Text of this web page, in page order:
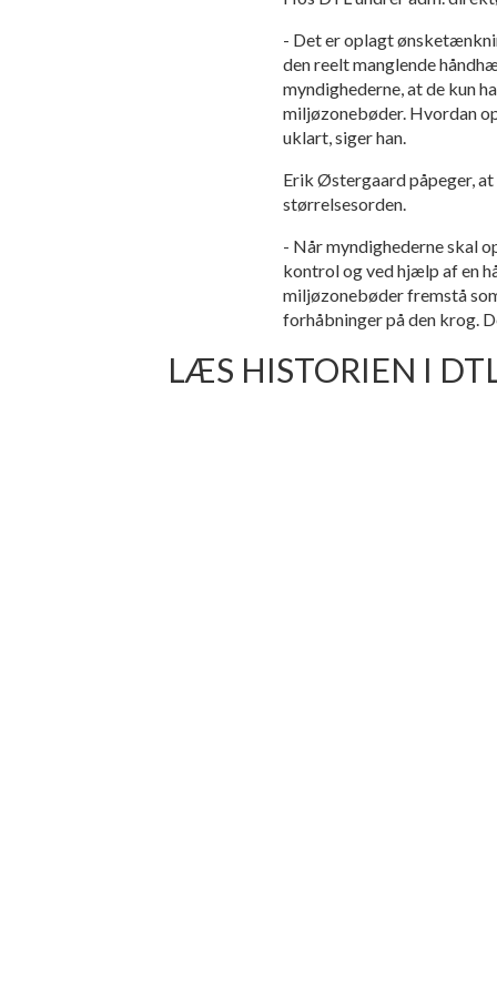
- Det er oplagt
den reelt manglende
myndighederne, at de kun
miljøzonebøder. Hvordan
uklart, siger han.
Erik Østergaard påpeger,
størrelsesorden.
- Når myndighederne skal
kontrol og ved hjælp af en
miljøzonebøder fremstå
forhåbninger på den krog.
LÆS HISTORIEN I